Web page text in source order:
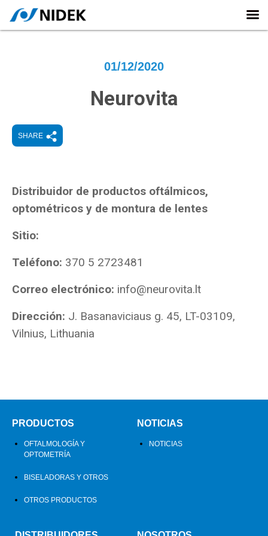
01/12/2020
Neurovita
SHARE
Distribuidor de productos oftálmicos,
optométricos y de montura de lentes
Sitio:
Teléfono: 370 5 2723481
Correo electrónico: info@neurovita.lt
Dirección: J. Basanaviciaus g. 45, LT-03109,
Vilnius, Lithuania
PRODUCTOS
OFTALMOLOGÍA Y
OPTOMETRÍA
BISELADORAS Y OTROS
OTROS PRODUCTOS
NOTICIAS
NOTICIAS